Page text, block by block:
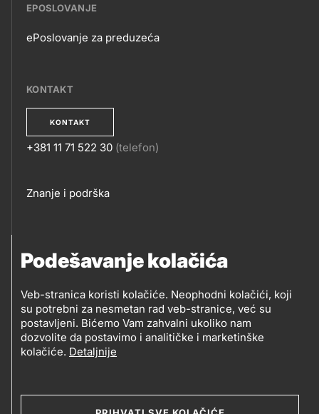
Podešavanje kolačića
Veb-stranica koristi kolačiće. Neophodni kolačići, koji
su potrebni za nesmetan rad veb-stranice, već su
postavljeni. Bićemo Vam zahvalni ukoliko nam
dozvolite da postavimo i analitičke i marketinške
kolačiće. Detaljnije
EPOSLOVANJE
ePoslovanje za preduzeća
KONTAKT
KONTAKT
+381 11 71 522 30 (telefon)
Footer
Znanje i podrška
PRATITE
NAS
Petrol d.o.o. Beograd
Zmajeva 12V, 11080 Beograd (Zemun), Srbija